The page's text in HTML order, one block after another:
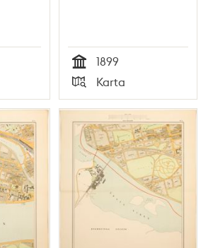
Tid
1899
Typ
Karta